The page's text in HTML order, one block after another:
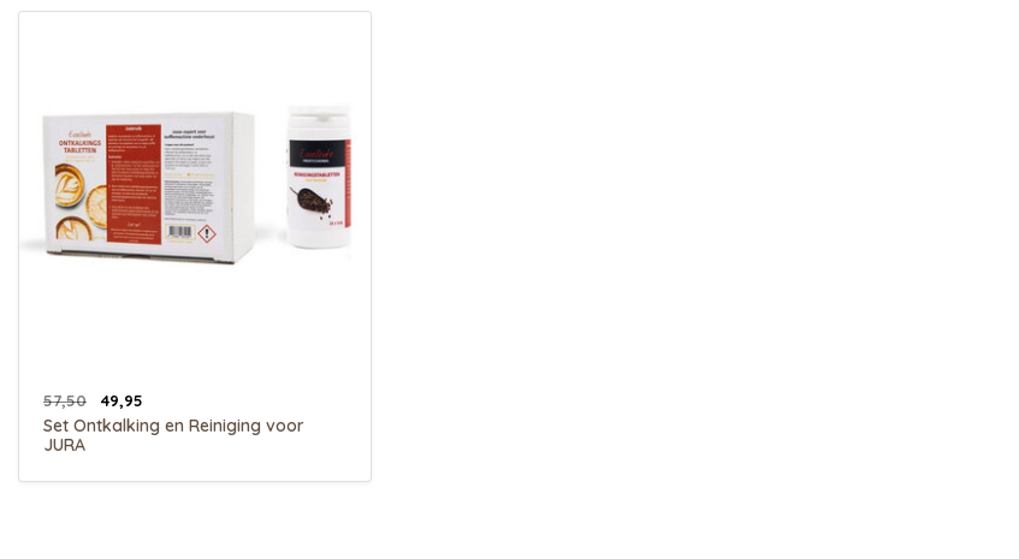
57,50 49,95
Set Ontkalking en Reiniging voor
JURA